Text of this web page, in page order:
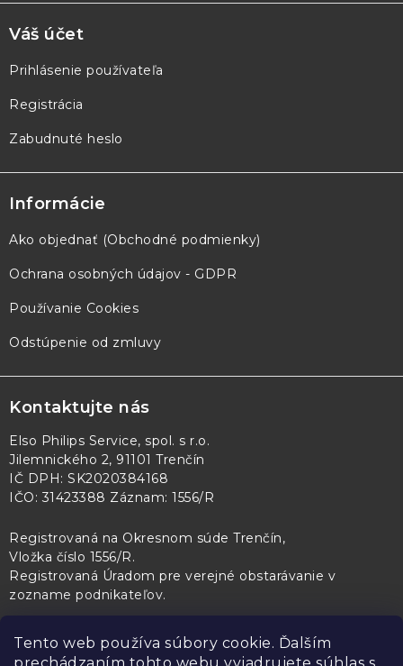
Tento web používa súbory cookie. Ďalším
Váš účet
Prihlásenie používateľa
Registrácia
Zabudnuté heslo
Informácie
Ako objednať (Obchodné podmienky)
Ochrana osobných údajov - GDPR
Používanie Cookies
Odstúpenie od zmluvy
Kontaktujte nás
Elso Philips Service, spol. s r.o.
Jilemnického 2, 91101 Trenčín
IČ DPH: SK2020384168
IČO: 31423388 Záznam: 1556/R
Registrovaná na Okresnom súde Trenčín,
Vložka číslo 1556/R.
Registrovaná Úradom pre verejné obstarávanie v
zozname podnikateľov.